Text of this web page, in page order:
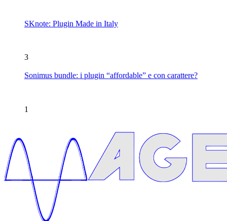
SKnote: Plugin Made in Italy
3
Sonimus bundle: i plugin “affordable” e con carattere?
1